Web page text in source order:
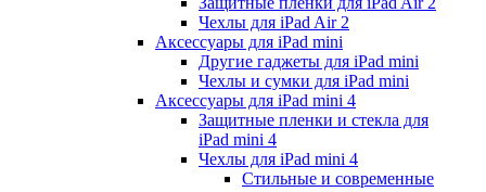
Чехлы для iPad Air 2
Аксессуары для iPad mini
Другие гаджеты для iPad mini
Чехлы и сумки для iPad mini
Аксессуары для iPad mini 4
Защитные пленки и стекла для
iPad mini 4
Чехлы для iPad mini 4
Стильные и современные